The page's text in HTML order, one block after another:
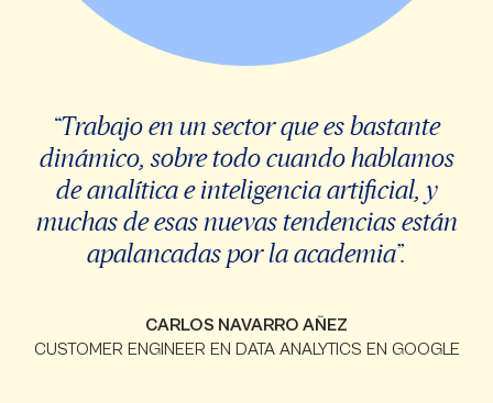
“Trabajo en un sector que es bastante
dinámico, sobre todo cuando hablamos
de analítica e inteligencia artificial, y
muchas de esas nuevas tendencias están
apalancadas por la academia”.
CARLOS NAVARRO AÑEZ
CUSTOMER ENGINEER EN DATA ANALYTICS EN GOOGLE